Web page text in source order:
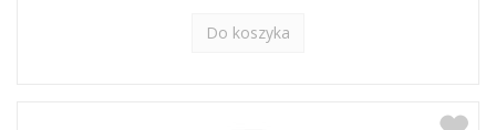
Do koszyka